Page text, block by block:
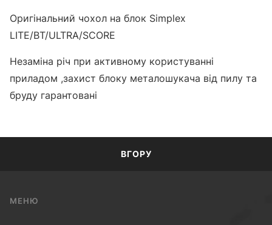
Оригінальний чохол на блок Simplex
LITE/BT/ULTRA/SCORE
Незаміна річ при активному користуванні
приладом ,захист блоку металошукача від пилу та
бруду гарантовані
ВГОРУ
МЕНЮ